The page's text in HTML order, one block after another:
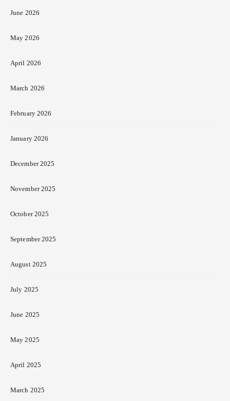
June 2026
May 2026
April 2026
March 2026
February 2026
January 2026
December 2025
November 2025
October 2025
September 2025
August 2025
July 2025
June 2025
May 2025
April 2025
March 2025